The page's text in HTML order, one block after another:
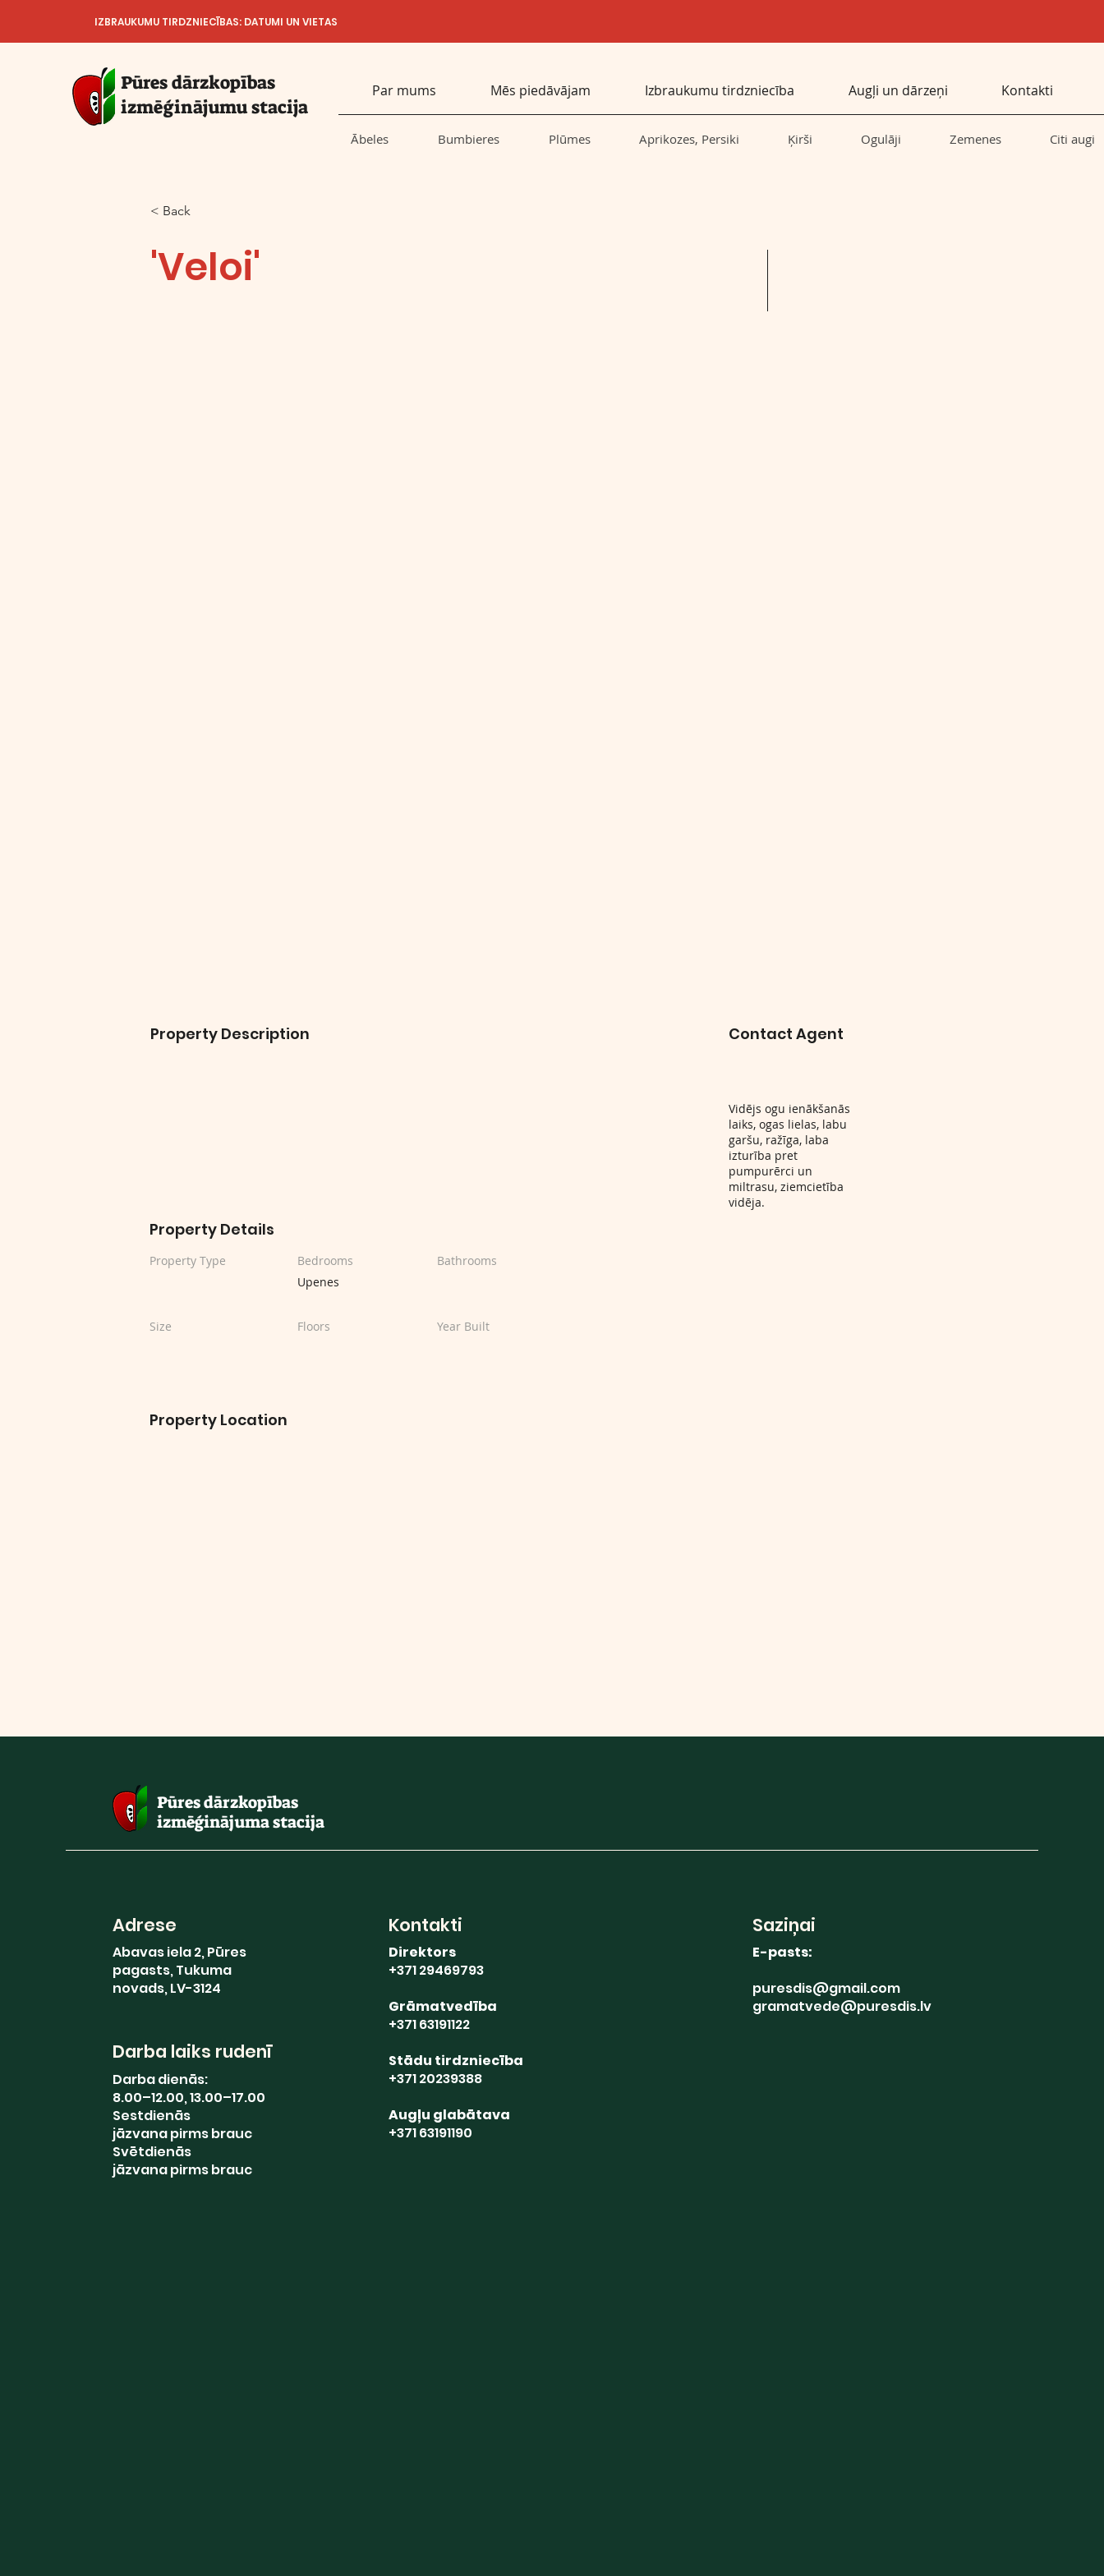
IZBRAUKUMU TIRDZNIECĪBAS: DATUMI UN VIETAS
Pūres dārzkopības
izmēģinājumu stacija
Par mums Mēs piedāvājam Izbraukumu tirdzniecība Augļi un dārzeņi Kontakti
Ābeles Bumbieres Plūmes Aprikozes, Persiki Ķirši Ogulāji Zemenes Citi augi
< Back
'Veloi'
Property Description Contact Agent
Vidējs ogu ienākšanās
laiks, ogas lielas, labu
garšu, ražīga, laba
izturība pret
pumpurērci un
miltrasu, ziemcietība
vidēja.
Property Details
Property Type
Bedrooms
Upenes
Bathrooms
Size Floors Year Built
Property Location
Pūres dārzkopības
izmēģinājuma stacija
Adrese
Abavas iela 2, Pūres
pagasts, Tukuma
novads, LV-3124
Darba laiks rudenī
Darba dienās:
8.00–12.00, 13.00–17.00
Sestdienās
jāzvana pirms brauc
Svētdienās
jāzvana pirms brauc
Kontakti
Direktors
+371 29469793
Grāmatvedība
+371 63191122
Stādu tirdzniecība
+371 20239388
Augļu glabātava
+371 63191190
Saziņai
E-pasts:
puresdis@gmail.com
gramatvede@puresdis.lv